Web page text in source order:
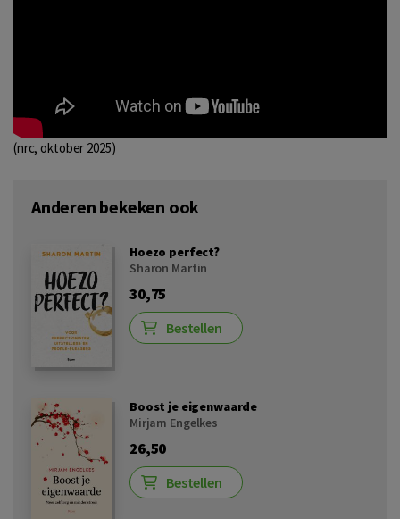
(nrc, oktober 2025)
Anderen bekeken ook
Hoezo perfect?
Sharon Martin
30,75
Bestellen
Boost je eigenwaarde
Mirjam Engelkes
26,50
Bestellen